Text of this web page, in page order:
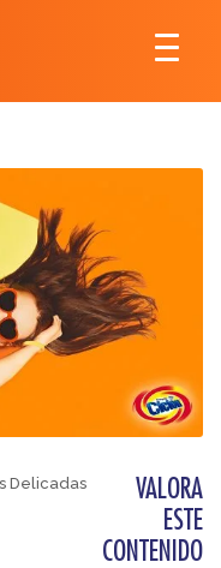
Delicadas
VALORA
ESTE
CONTENIDO